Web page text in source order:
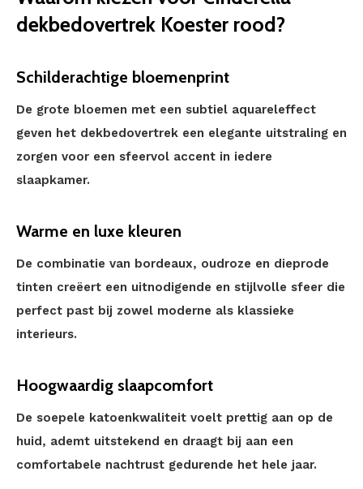
dekbedovertrek Koester rood?
Schilderachtige bloemenprint
De grote bloemen met een subtiel aquareleffect
geven het dekbedovertrek een elegante uitstraling en
zorgen voor een sfeervol accent in iedere
slaapkamer.
Warme en luxe kleuren
De combinatie van bordeaux, oudroze en dieprode
tinten creëert een uitnodigende en stijlvolle sfeer die
perfect past bij zowel moderne als klassieke
interieurs.
Hoogwaardig slaapcomfort
De soepele katoenkwaliteit voelt prettig aan op de
huid, ademt uitstekend en draagt bij aan een
comfortabele nachtrust gedurende het hele jaar.